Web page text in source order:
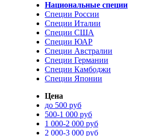
Национальные специи
Специи России
Специи Италии
Специи США
Специи ЮАР
Специи Австралии
Специи Германии
Специи Камбоджи
Специи Японии
Цена
до 500 руб
500-1 000 руб
1 000-2 000 руб
2 000-3 000 руб